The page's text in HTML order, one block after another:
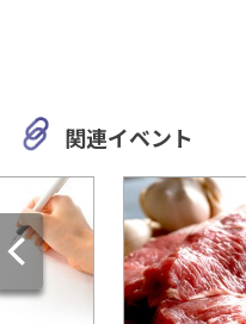
関連イベント